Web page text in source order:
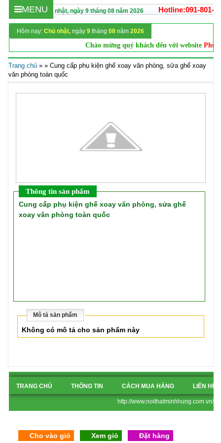
Hôm nay :Chủ nhật, ngày 9 tháng 08 năm 2026 Hotline:091-801-
MENU
Hôm nay: Chủ nhật, ngày 9 tháng 08 năm 2026
Chào mừng quý khách đến với website Phụ
Trang chủ » » Cung cấp phụ kiện ghế xoay văn phòng, sửa ghế xoay
văn phòng toàn quốc
Thông tin sản phẩm
Cung cấp phụ kiện ghế xoay văn phòng, sửa ghế
xoay văn phòng toàn quốc
Cho vào giỏ Xem giỏ Đặt hàng
Mô tả sản phẩm
Không có mô tả cho sản phẩm này
TRANG CHỦ THÔNG TIN CÁCH MUA HÀNG LIÊN HỆ
http://www.noithatminhhung.com.vn/